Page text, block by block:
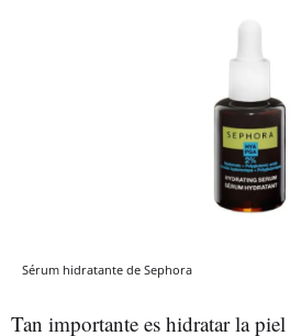
Sérum hidratante de Sephora
Tan importante es hidratar la